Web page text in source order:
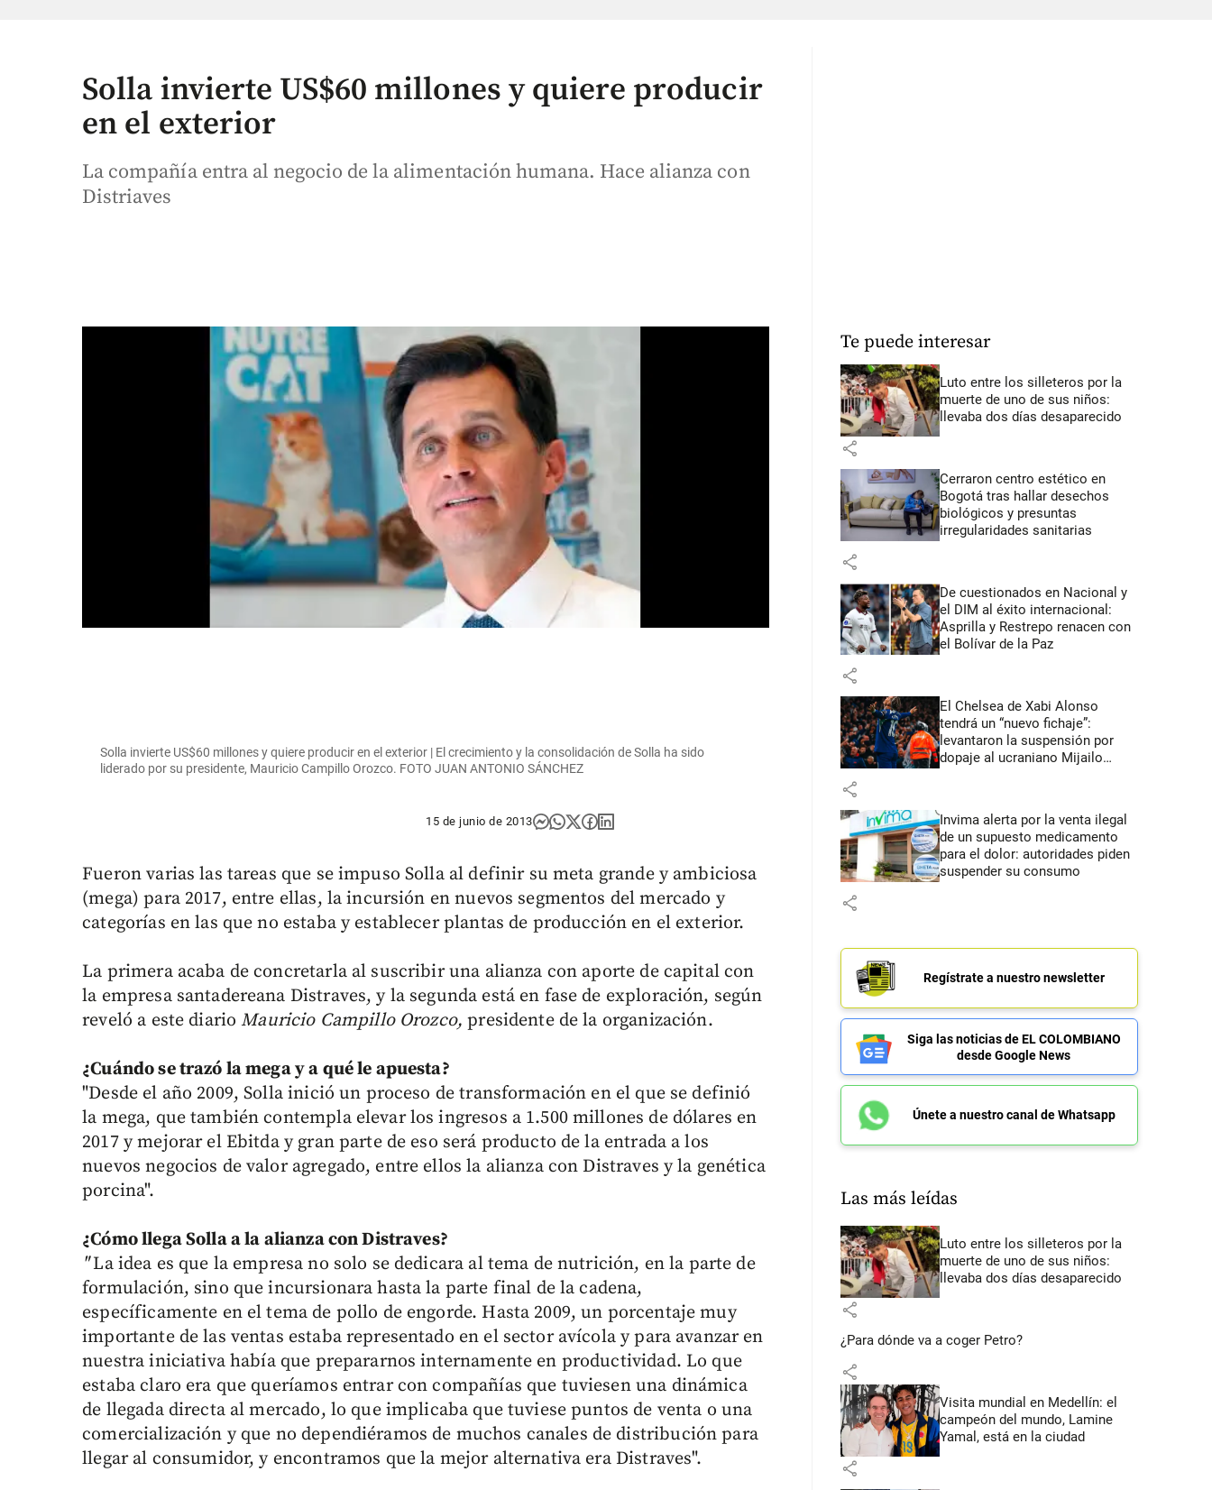
Solla invierte US$60 millones y quiere producir
en el exterior
La compañía entra al negocio de la alimentación humana. Hace alianza con
Distriaves
Solla invierte US$60 millones y quiere producir en el exterior | El crecimiento y la consolidación de Solla ha sido
liderado por su presidente, Mauricio Campillo Orozco. FOTO JUAN ANTONIO SÁNCHEZ
15 de junio de 2013
Fueron varias las tareas que se impuso Solla al definir su meta grande y ambiciosa
(mega) para 2017, entre ellas, la incursión en nuevos segmentos del mercado y
categorías en las que no estaba y establecer plantas de producción en el exterior.
La primera acaba de concretarla al suscribir una alianza con aporte de capital con
la empresa santadereana Distraves, y la segunda está en fase de exploración, según
reveló a este diario Mauricio Campillo Orozco, presidente de la organización.
¿Cuándo se trazó la mega y a qué le apuesta?
"Desde el año 2009, Solla inició un proceso de transformación en el que se definió
la mega, que también contempla elevar los ingresos a 1.500 millones de dólares en
2017 y mejorar el Ebitda y gran parte de eso será producto de la entrada a los
nuevos negocios de valor agregado, entre ellos la alianza con Distraves y la genética
porcina".
¿Cómo llega Solla a la alianza con Distraves?
"La idea es que la empresa no solo se dedicara al tema de nutrición, en la parte de
formulación, sino que incursionara hasta la parte final de la cadena,
específicamente en el tema de pollo de engorde. Hasta 2009, un porcentaje muy
importante de las ventas estaba representado en el sector avícola y para avanzar en
nuestra iniciativa había que prepararnos internamente en productividad. Lo que
estaba claro era que queríamos entrar con compañías que tuviesen una dinámica
de llegada directa al mercado, lo que implicaba que tuviese puntos de venta o una
comercialización y que no dependiéramos de muchos canales de distribución para
llegar al consumidor, y encontramos que la mejor alternativa era Distraves".
Te puede interesar
Luto entre los silleteros por la
muerte de uno de sus niños:
llevaba dos días desaparecido
share
Cerraron centro estético en
Bogotá tras hallar desechos
biológicos y presuntas
irregularidades sanitarias
share
De cuestionados en Nacional y
el DIM al éxito internacional:
Asprilla y Restrepo renacen con
el Bolívar de la Paz
share
El Chelsea de Xabi Alonso
tendrá un “nuevo fichaje”:
levantaron la suspensión por
dopaje al ucraniano Mijailo
share
Invima alerta por la venta ilegal
de un supuesto medicamento
para el dolor: autoridades piden
suspender su consumo
share
Regístrate a nuestro newsletter
Siga las noticias de EL COLOMBIANO
desde Google News
Únete a nuestro canal de Whatsapp
Las más leídas
Luto entre los silleteros por la
muerte de uno de sus niños:
llevaba dos días desaparecido
share
¿Para dónde va a coger Petro?
share
Visita mundial en Medellín: el
campeón del mundo, Lamine
Yamal, está en la ciudad
share